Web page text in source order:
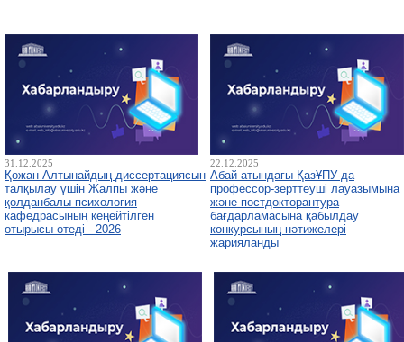
31.12.2025
Қожан Алтынайдың диссертациясын
талқылау үшін Жалпы және
қолданбалы психология
кафедрасының кеңейтілген
отырысы өтеді - 2026
22.12.2025
Абай атындағы ҚазҰПУ-да
профессор-зерттеуші лауазымына
және постдокторантура
бағдарламасына қабылдау
конкурсының нәтижелері
жарияланды